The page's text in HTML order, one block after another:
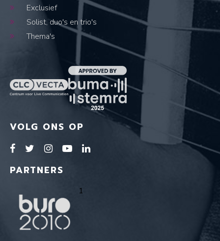
Exclusief
Solist, duo's en trio's
Thema's
VOLG ONS OP
PARTNERS
1